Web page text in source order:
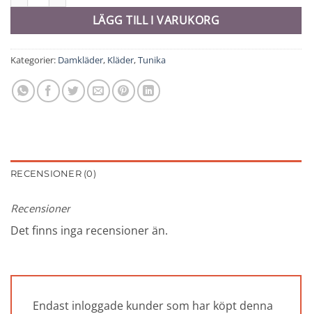
LÄGG TILL I VARUKORG
Kategorier: Damkläder, Kläder,Tunika
RECENSIONER (0)
Recensioner
Det finns inga recensioner än.
Endast inloggade kunder som har köpt denna